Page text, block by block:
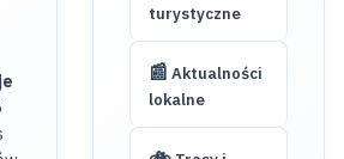
turystyczne
📰 Aktualności
lokalne